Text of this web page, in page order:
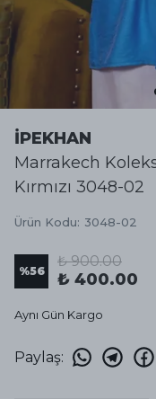
İPEKHAN
Marrakech
Kırmızı 3048-02
Ürün Kodu: 3048-02
%56
₺ 900.00
₺ 400.00
Aynı Gün Kargo
Paylaş: